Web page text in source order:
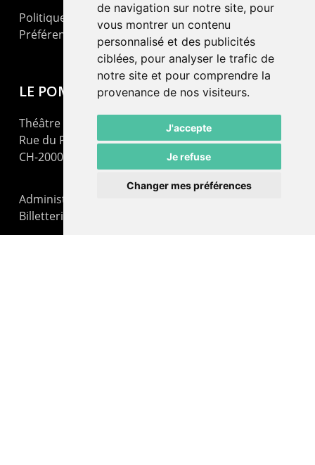
de navigation sur notre site, pour
vous montrer un contenu
personnalisé et des publicités
ciblées, pour analyser le trafic de
notre site et pour comprendre la
provenance de nos visiteurs.
J'accepte
Je refuse
Changer mes préférences
Politique de confidentialité
Préférences cookies
LE POMMIER
Théâtre – Centre Culturel Neuchâtelois
Rue du Pommier 9
CH-2000 Neuchâtel
Administration : +41 32 725 03 03
Billetterie : +41 32 725 05 05